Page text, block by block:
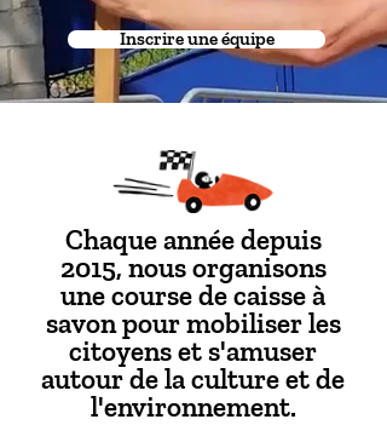
Inscrire une équipe
Chaque année depuis
2015, nous organisons
une course de caisse à
savon pour mobiliser les
citoyens et s'amuser
autour de la culture et de
l'environnement.